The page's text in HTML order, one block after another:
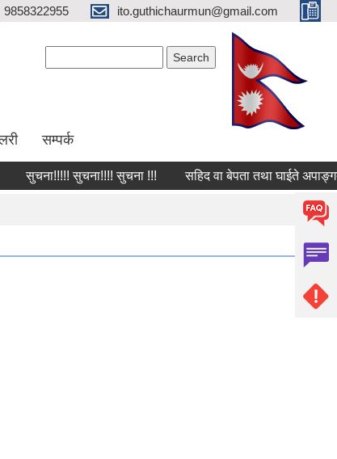
9858322955 ito.guthichaurmun@gmail.com
सम्पर्क
सुचना!!!!! सुचना!!!! सुचना !!! सहिद वा बेपता तथा घाईते